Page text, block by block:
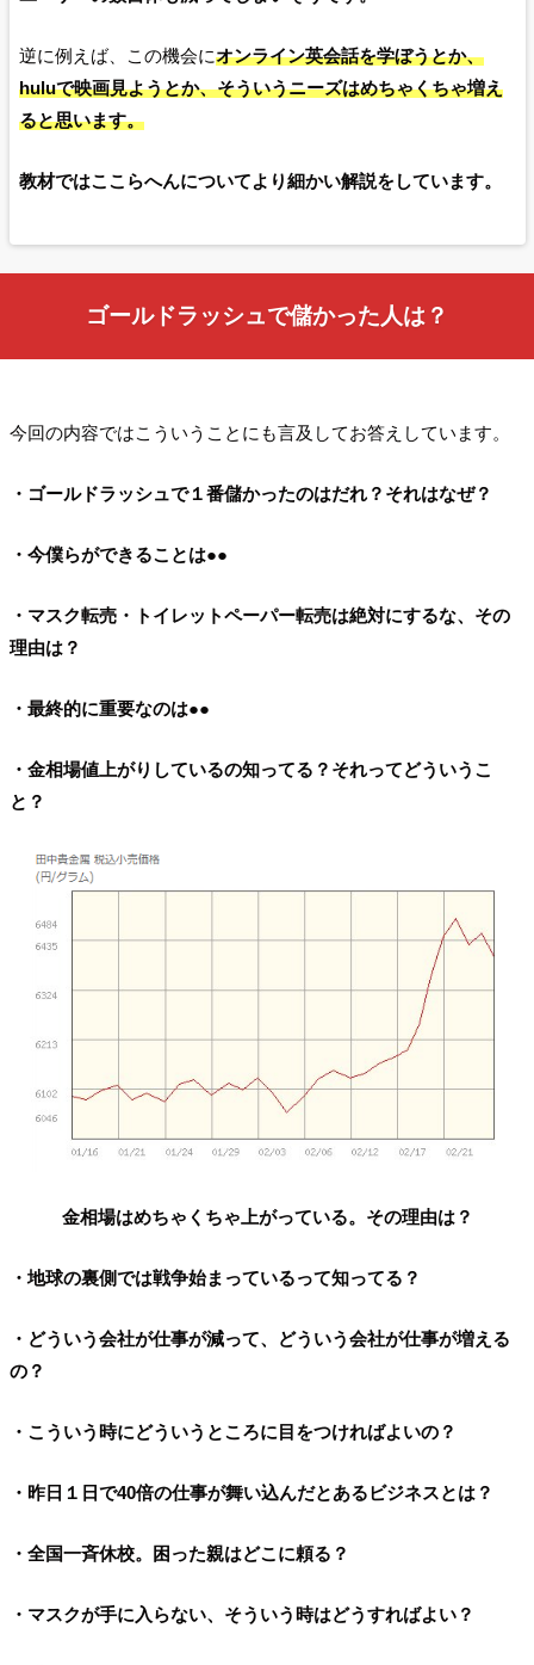
逆に例えば、この機会にオンライン英会話を学ぼうとか、
huluで映画見ようとか、そういうニーズはめちゃくちゃ増え
ると思います。
教材ではここらへんについてより細かい解説をしています。
ゴールドラッシュで儲かった人は？
今回の内容ではこういうことにも言及してお答えしています。
・ゴールドラッシュで１番儲かったのはだれ？それはなぜ？
・今僕らができることは●●
・マスク転売・トイレットペーパー転売は絶対にするな、その
理由は？
・最終的に重要なのは●●
・金相場値上がりしているの知ってる？それってどういうこ
と？
金相場はめちゃくちゃ上がっている。その理由は？
・地球の裏側では戦争始まっているって知ってる？
・どういう会社が仕事が減って、どういう会社が仕事が増える
の？
・こういう時にどういうところに目をつければよいの？
・昨日１日で40倍の仕事が舞い込んだとあるビジネスとは？
・全国一斉休校。困った親はどこに頼る？
・マスクが手に入らない、そういう時はどうすればよい？